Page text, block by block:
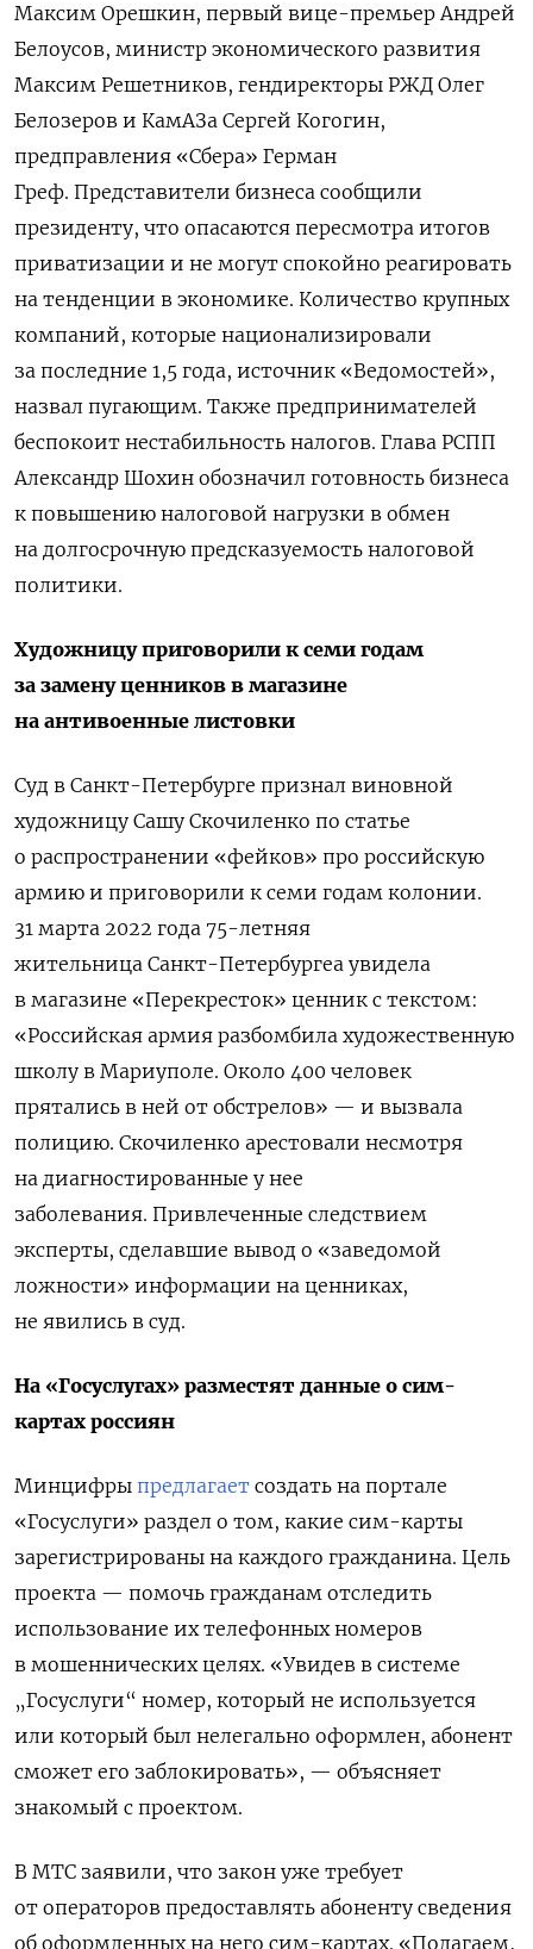
Максим Орешкин, первый вице-премьер Андрей
Белоусов, министр экономического развития
Максим Решетников, гендиректоры РЖД Олег
Белозеров и КамАЗа Сергей Когогин,
предправления «Сбера» Герман
Греф. Представители бизнеса сообщили
президенту, что опасаются пересмотра итогов
приватизации и не могут спокойно реагировать
на тенденции в экономике. Количество крупных
компаний, которые национализировали
за последние 1,5 года, источник «Ведомостей»,
назвал пугающим. Также предпринимателей
беспокоит нестабильность налогов. Глава РСПП
Александр Шохин обозначил готовность бизнеса
к повышению налоговой нагрузки в обмен
на долгосрочную предсказуемость налоговой
политики.
Художницу приговорили к семи годам
за замену ценников в магазине
на антивоенные листовки
Суд в Санкт-Петербурге признал виновной
художницу Сашу Скочиленко по статье
о распространении «фейков» про российскую
армию и приговорили к семи годам колонии.
31 марта 2022 года 75-летняя
жительница Санкт-Петербургеа увидела
в магазине «Перекресток» ценник с текстом:
«Российская армия разбомбила художественную
школу в Мариуполе. Около 400 человек
прятались в ней от обстрелов» — и вызвала
полицию. Скочиленко арестовали несмотря
на диагностированные у нее
заболевания. Привлеченные следствием
эксперты, сделавшие вывод о «заведомой
ложности» информации на ценниках,
не явились в суд.
На «Госуслугах» разместят данные о сим-
картах россиян
Минцифры предлагает создать на портале
«Госуслуги» раздел о том, какие сим-карты
зарегистрированы на каждого гражданина. Цель
проекта — помочь гражданам отследить
использование их телефонных номеров
в мошеннических целях. «Увидев в системе
„Госуслуги“ номер, который не используется
или который был нелегально оформлен, абонент
сможет его заблокировать», — объясняет
знакомый с проектом.
В МТС заявили, что закон уже требует
от операторов предоставлять абоненту сведения
об оформленных на него сим-картах. «Полагаем,